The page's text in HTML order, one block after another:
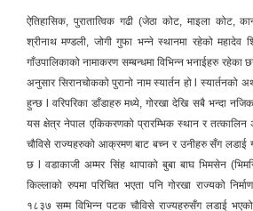
ऐतिहासिक, पुरातात्विक गढी (जेठा कोट, माइला कोट,
श्रीनाथ मण्डली, जोगी गुफा भन्ने स्थानमा रहेको महादेव
गाँउपालिकाको नामाकरण सम्बन्धमा विभिन्न भनाईहरु
अनुसार सिरानचोकको पुरानो नाम स्यार्तन हो l स्यार्तनको
हुन्छ l वरिपरिका डाँडाहरु मध्ये, गोरखा देखि सबै भन्दा
यस क्षेत्र नेपाल एकिकरणको प्रारम्भिक स्थान र तत्कालिन
चौविसे राज्यहरुको आक्रमण बाट बच्न र उनीहरु सँग लडाई
छ l वडाकाजी अम्मर सिंह थापाको बुबा बाघ भिमसेन
किल्लाको रुपमा परिचित भएता पनि गोरखा राज्यको
१८३७ सम्म विभिन्न पटक चौविसे राज्यहरुसँग लडाई भएको